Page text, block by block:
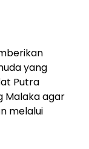
yang
Putra
Malaka agar
melalui